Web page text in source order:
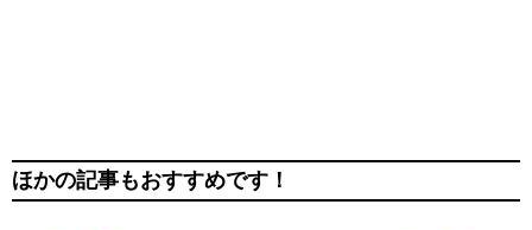
ほかの記事もおすすめです！